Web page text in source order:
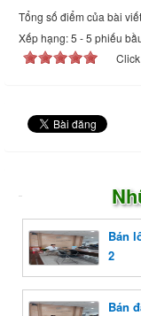
Tổng số điểm của bài
Xếp hạng:5 -5 phiếu
Bán
2
Bán